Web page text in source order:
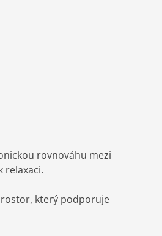
rovnováhu mezi
relaxaci.
který podporuje